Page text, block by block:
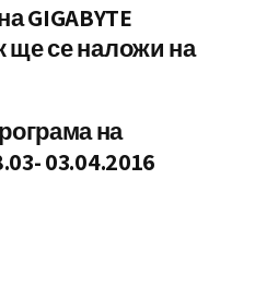
GIGABYTE
ще се наложи на
на
03.04.2016